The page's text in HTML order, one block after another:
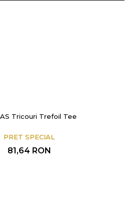
Tricouri Trefoil Tee
PRET SPECIAL
81,64 RON